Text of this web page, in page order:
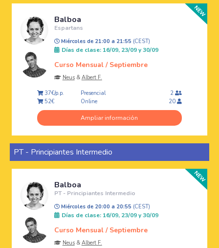
Balboa
Espartans
Miércoles de 21:00 a 21:55 (CEST)
Días de clase: 16/09, 23/09 y 30/09
Curso Mensual / Septiembre
Neus& Albert F.
37€/p.p. Presencial
2
52€
Online 20
Ampliar información
PT - Principiantes Intermedio
Balboa
PT - Principiantes Intermedio
Miércoles de 20:00 a 20:55 (CEST)
Días de clase: 16/09, 23/09 y 30/09
Curso Mensual / Septiembre
Neus& Albert F.